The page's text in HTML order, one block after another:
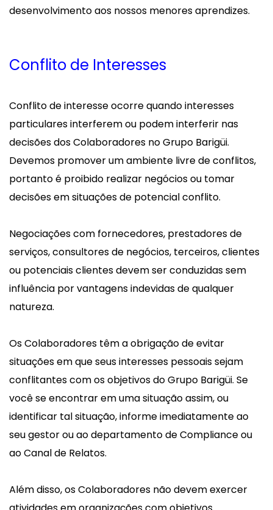
desenvolvimento aos nossos menores aprendizes.
Conflito de Interesses
Conflito de interesse ocorre quando interesses
particulares interferem ou podem interferir nas
decisões dos Colaboradores no Grupo Barigüi.
Devemos promover um ambiente livre de conflitos,
portanto é proibido realizar negócios ou tomar
decisões em situações de potencial conflito.
Negociações com fornecedores, prestadores de
serviços, consultores de negócios, terceiros, clientes
ou potenciais clientes devem ser conduzidas sem
influência por vantagens indevidas de qualquer
natureza.
Os Colaboradores têm a obrigação de evitar
situações em que seus interesses pessoais sejam
conflitantes com os objetivos do Grupo Barigüi. Se
você se encontrar em uma situação assim, ou
identificar tal situação, informe imediatamente ao
seu gestor ou ao departamento de Compliance ou
ao Canal de Relatos.
Além disso, os Colaboradores não devem exercer